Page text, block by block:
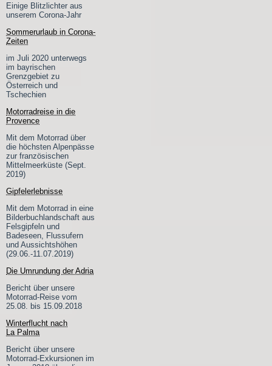
Einige Blitzlichter aus
unserem Corona-Jahr
Sommerurlaub in Corona-
Zeiten
im Juli 2020 unterwegs
im bayrischen
Grenzgebiet zu
Österreich und
Tschechien
Motorradreise in die
Provence
Mit dem Motorrad über
die höchsten Alpenpässe
zur französischen
Mittelmeerküste (Sept.
2019)
Gipfelerlebnisse
Mit dem Motorrad in eine
Bilderbuchlandschaft aus
Felsgipfeln und
Badeseen, Flussufern
und Aussichtshöhen
(29.06.-11.07.2019)
Die Umrundung der Adria
Bericht über unsere
Motorrad-Reise vom
25.08. bis 15.09.2018
Winterflucht nach
La Palma
Bericht über unsere
Motorrad-Exkursionen im